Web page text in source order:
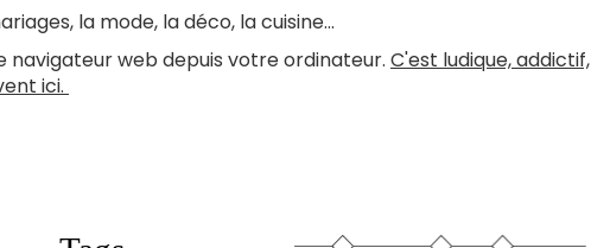
la mode, la déco, la cuisine...
web depuis votre ordinateur. C'est ludique, addictif,
ici.